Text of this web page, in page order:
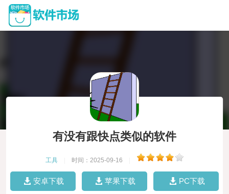
有没有跟快点类似的软件
工具 时间：2025-09-16
安卓下载 苹果下载 PC下载